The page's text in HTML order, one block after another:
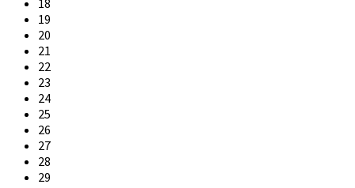
19
20
21
22
23
24
25
26
27
28
29